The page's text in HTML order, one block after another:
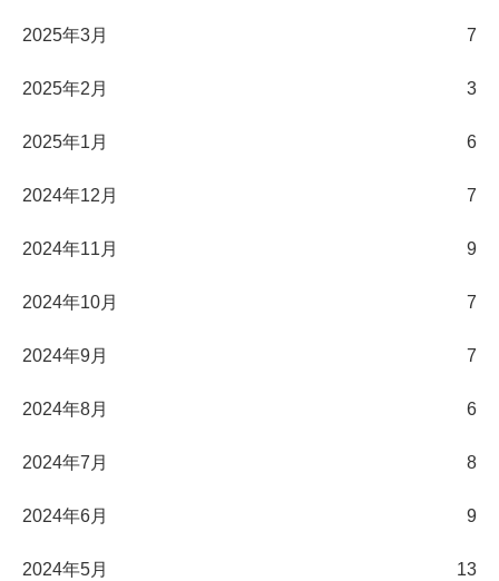
2025年3月 7
2025年2月 3
2025年1月 6
2024年12月 7
2024年11月 9
2024年10月 7
2024年9月 7
2024年8月 6
2024年7月 8
2024年6月 9
2024年5月 13